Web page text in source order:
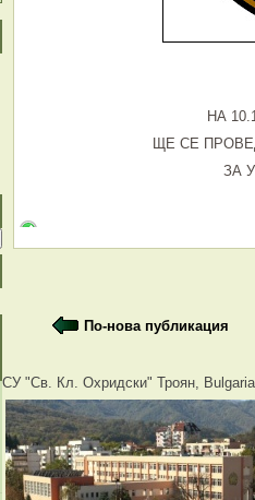
НА
ЩЕ СЕ
ЗА
По-нова публикация
СУ "Св. Кл. Охридски" Троян, Bulgaria